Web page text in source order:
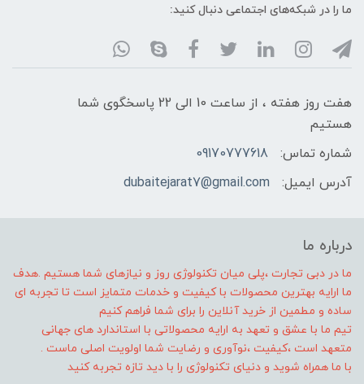
ما را در شبکه‌های اجتماعی دنبال کنید:
هفت روز هفته ، از ساعت 10 الی 22 پاسخگوی شما
هستیم
شماره تماس:
09170777618
آدرس ایمیل:
dubaitejarat7@gmail.com
درباره ما
ما در دبی تجارت ،پلی میان تکنولوژی روز و نیازهای شما هستیم .هدف
ما ارایه بهترین محصولات با کیفیت و خدمات متمایز است تا تجربه ای
ساده و مطمین از خرید آنلاین را برای شما فراهم کنیم
تیم ما با عشق و تعهد به ارایه محصولاتی با استاندارد های جهانی
متعهد است ،کیفیت ،نوآوری و رضایت شما اولویت اصلی ماست .
با ما همراه شوید و دنیای تکنولوژی را با دید تازه تجربه کنید